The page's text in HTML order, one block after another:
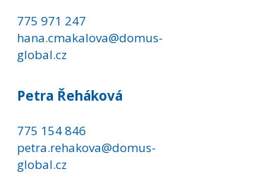
775 971 247
hana.cmakalova@domus-
global.cz
Petra Řeháková
775 154 846
petra.rehakova@domus-
global.cz